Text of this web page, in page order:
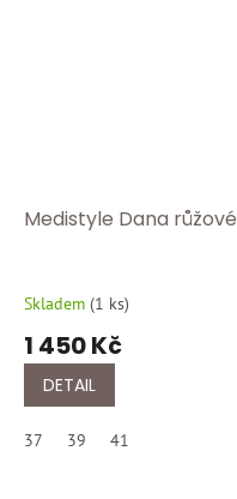
Medistyle Dana růžové
Skladem (1 ks)
1 450 Kč
DETAIL
37 39 41